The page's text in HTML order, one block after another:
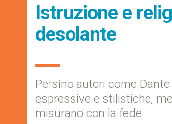
Istruzione e
desolante
Persino autori come
espressive e stilistiche,
misurano con la fede